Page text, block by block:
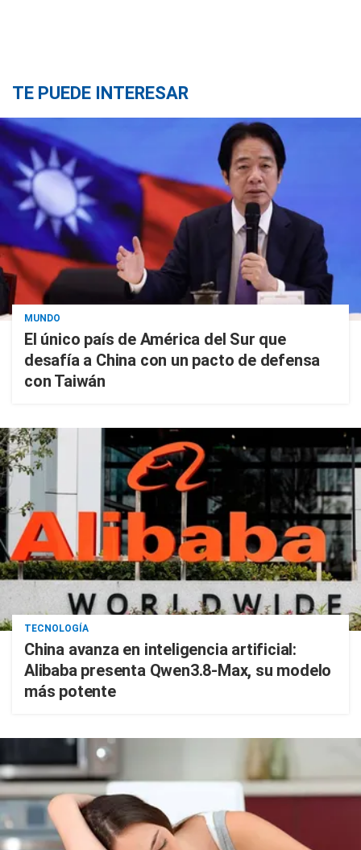
TE PUEDE INTERESAR
MUNDO
El único país de América del Sur que
desafía a China con un pacto de defensa
con Taiwán
TECNOLOGÍA
China avanza en inteligencia artificial:
Alibaba presenta Qwen3.8-Max, su modelo
más potente